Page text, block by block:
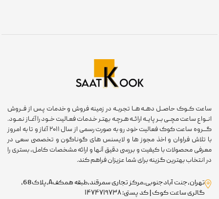
کــوک حاصــل دهــه هــا تجربــه در زمینه فروش و خدمات پـس از فــروش
ساعت مچــی بــر پایــه ارائــه هـرچـه بهتـر خـدمات فعـالیت خــود را آغــاز نمــود.
گـــروه ساعت کوک فعالیت خود رو به صورت رسمی از سال ۲۰۱۱ آغاز و تا به امروز
تلاش فراوان و اخذ مجوز ها و لایسنس های گوناگون و تخصصی سعی در
محصولات با کیفیت و بررسی دقیق آنها و ارائه مشخصات کامل، بستری را
انتخاب بهترین گزینه برای شما عزیزان فراهم کند.
تهران،جنت آبادجنوبی،مرکز تجاری سمرقند،طبقه همکفA،پلاک68،
گالری ساعت کوک | کد پستی: ۱۴۷۴۷۱۹۷۳۸